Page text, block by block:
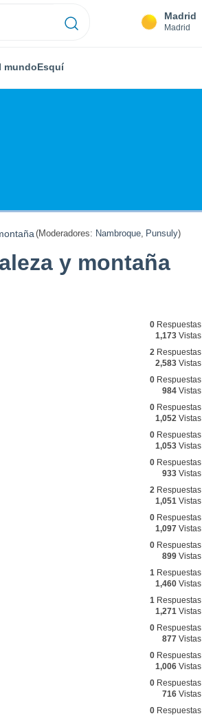
Madrid
Madrid
mundoEsquí
(Moderadores: Nambroque, Punsuly)
y montaña
0Respuestas
1,173Vistas
2 Respuestas
2,583Vistas
0Respuestas
984Vistas
0Respuestas
1,052 Vistas
0Respuestas
1,053Vistas
0Respuestas
933Vistas
2 Respuestas
1,051 Vistas
0Respuestas
1,097Vistas
0Respuestas
899Vistas
1 Respuestas
1,460Vistas
1 Respuestas
1,271 Vistas
0Respuestas
877Vistas
0Respuestas
1,006Vistas
0Respuestas
716Vistas
0Respuestas